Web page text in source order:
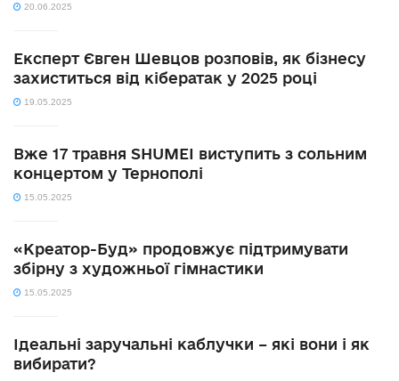
20.06.2025
Експерт Євген Шевцов розповів, як бізнесу
захиститься від кібератак у 2025 році
19.05.2025
Вже 17 травня SHUMEI виступить з сольним
концертом у Тернополі
15.05.2025
«Креатор-Буд» продовжує підтримувати
збірну з художньої гімнастики
15.05.2025
Ідеальні заручальні каблучки – які вони і як
вибирати?